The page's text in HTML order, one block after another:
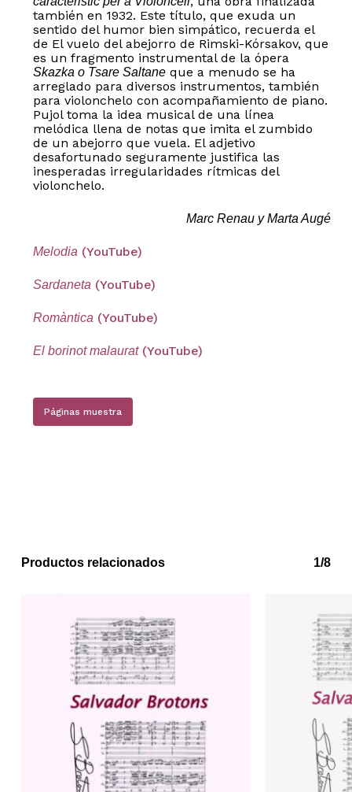
No hay productos en el carrito.
también en 1932. Este título, que exuda un
sentido del humor bien simpático, recuerda el
de El vuelo del abejorro de Rimski-Kórsakov, que
es un fragmento instrumental de la ópera
Skazka o Tsare Saltaneque a menudo se ha
arreglado para diversos instrumentos, también
para violonchelo con acompañamiento de piano.
Pujol toma la idea musical de una línea
melódica llena de notas que imita el zumbido
de un abejorro que vuela. El adjetivo
desafortunado seguramente justifica las
inesperadas irregularidades rítmicas del
violonchelo.
Marc Renau y Marta Augé
Melodia(YouTube)
Sardaneta(YouTube)
Romàntica(YouTube)
El borinot malaurat(YouTube)
Páginas muestra
Productos relacionados 1/8